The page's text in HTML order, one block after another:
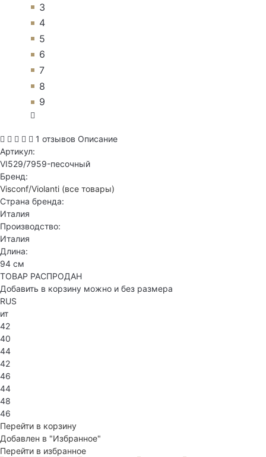
3
4
5
6
7
8
9
1 отзывов Описание
Артикул:
VI529/7959-песочный
Бренд:
Visconf/Violanti (все товары)
Страна бренда:
Италия
Производство:
Италия
Длина:
94 см
ТОВАР РАСПРОДАН
Добавить в корзину можно и без размера
RUS
ит
42
40
44
42
46
44
48
46
Перейти в корзину
Добавлен в "Избранное"
Перейти в избранное